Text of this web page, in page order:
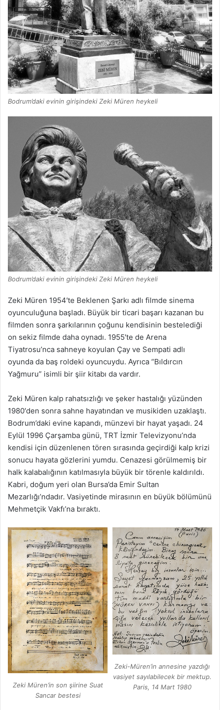
Bodrum’daki evinin girişindeki Zeki Müren heykeli
Bodrum’daki evinin girişindeki Zeki Müren heykeli
Zeki Müren 1954′te Beklenen Şarkı adlı filmde sinema
oyunculuğuna başladı. Büyük bir ticari başarı kazanan bu
filmden sonra şarkılarının çoğunu kendisinin bestelediği
on sekiz filmde daha oynadı. 1955′te de Arena
Tiyatrosu’nca sahneye koyulan Çay ve Sempati adlı
oyunda da baş roldeki oyuncuydu. Ayrıca “Bıldırcın
Yağmuru” isimli bir şiir kitabı da vardır.
Zeki Müren kalp rahatsızlığı ve şeker hastalığı yüzünden
1980′den sonra sahne hayatından ve musikiden uzaklaştı.
Bodrum’daki evine kapandı, münzevi bir hayat yaşadı. 24
Eylül 1996 Çarşamba günü, TRT İzmir Televizyonu’nda
kendisi için düzenlenen tören sırasında geçirdiği kalp krizi
sonucu hayata gözlerini yumdu. Cenazesi görülmemiş bir
halk kalabalığının katılmasıyla büyük bir törenle kaldırıldı.
Kabri, doğum yeri olan Bursa’da Emir Sultan
Mezarlığı’ndadır. Vasiyetinde mirasının en büyük bölümünü
Mehmetçik Vakfı’na bıraktı.
Zeki Müren’in son şiirine Suat
Sancar bestesi
Zeki-Müren’in annesine yazdığı
vasiyet sayılabilecek bir mektup.
Paris, 14 Mart 1980